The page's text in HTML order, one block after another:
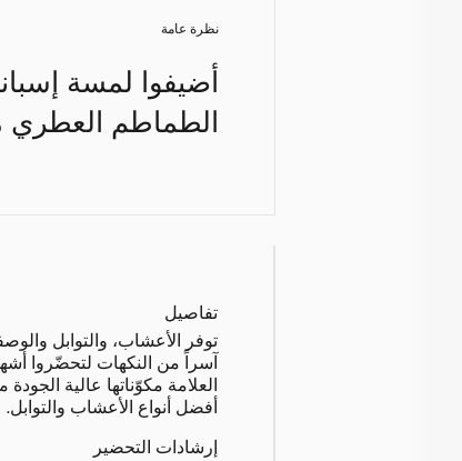
نظرة عامة
أضيفوا لمسة
الطماطم العطري
تفاصيل
توفر الأعشاب، والتوابل
آسراً من النكهات لتحضّروا
أفضل أنواع الأعشاب والتوابل.
إرشادات التحضير